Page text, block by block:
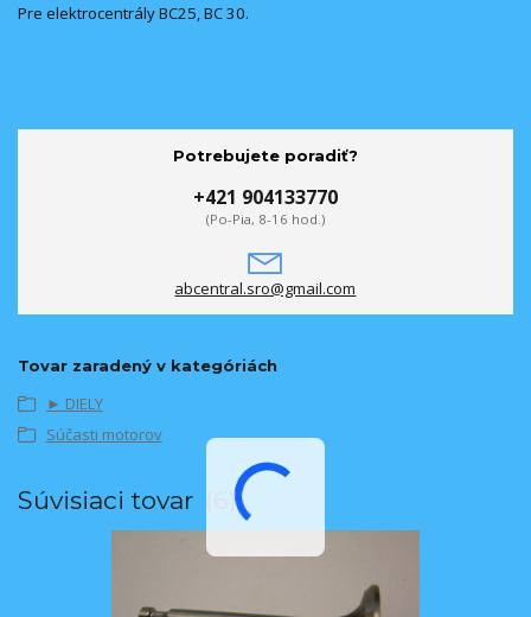
Pre elektrocentrály BC25, BC 30.
Potrebujete poradiť?
+421 904133770
(Po-Pia, 8-16 hod.)
abcentral.sro@gmail.com
Tovar zaradený v kategóriách
► DIELY
Súčasti motorov
Súvisiaci tovar 6